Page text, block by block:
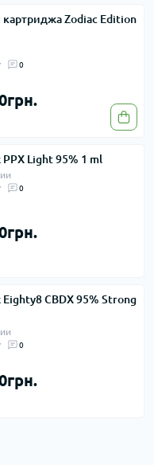
картриджа Zodiac Edition
0
Light 95% 1 ml
0
CBDX 95% Strong
0